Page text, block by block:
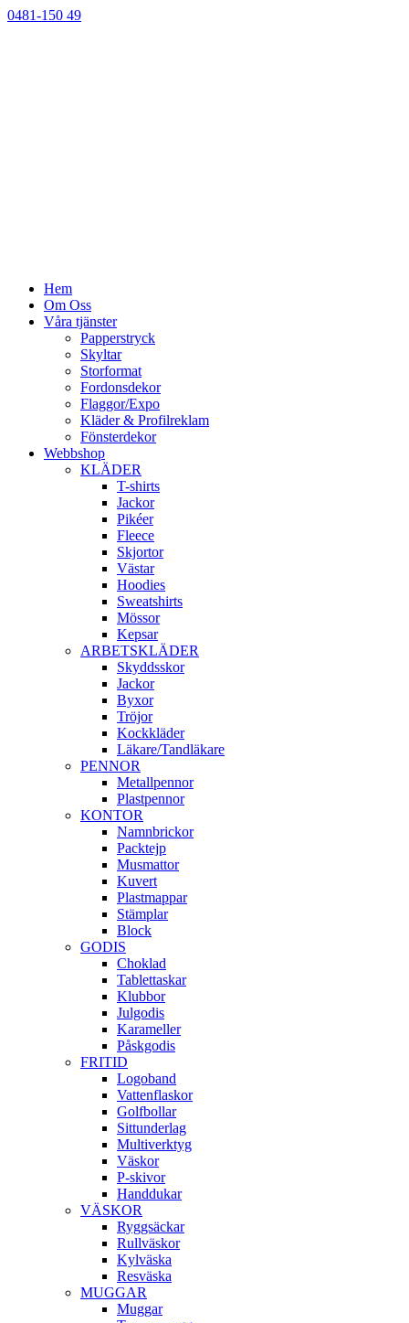
0481-150 49
Hem
Om Oss
Våra tjänster
Papperstryck
Skyltar
Storformat
Fordonsdekor
Flaggor/Expo
Kläder & Profilreklam
Fönsterdekor
Webbshop
KLÄDER
T-shirts
Jackor
Pikéer
Fleece
Skjortor
Västar
Hoodies
Sweatshirts
Mössor
Kepsar
ARBETSKLÄDER
Skyddsskor
Jackor
Byxor
Tröjor
Kockkläder
Läkare/Tandläkare
PENNOR
Metallpennor
Plastpennor
KONTOR
Namnbrickor
Packtejp
Musmattor
Kuvert
Plastmappar
Stämplar
Block
GODIS
Choklad
Tablettaskar
Klubbor
Julgodis
Karameller
Påskgodis
FRITID
Logoband
Vattenflaskor
Golfbollar
Sittunderlag
Multiverktyg
Väskor
P-skivor
Handdukar
VÄSKOR
Ryggsäckar
Rullväskor
Kylväska
Resväska
MUGGAR
Muggar